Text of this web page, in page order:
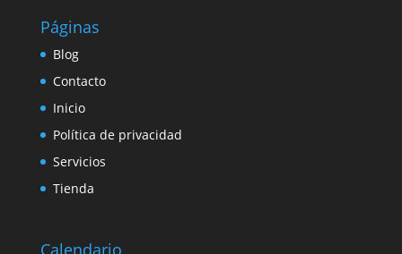
Páginas
Blog
Contacto
Inicio
Política de privacidad
Servicios
Tienda